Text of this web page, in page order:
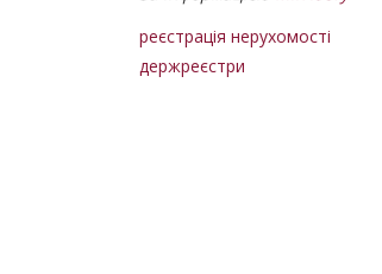
реєстрація нерухомості
держреєстри